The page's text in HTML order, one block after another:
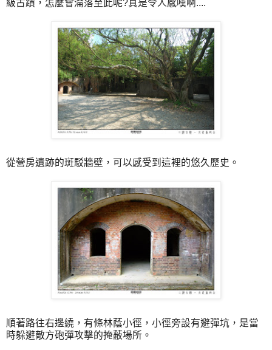
級古蹟，怎麼會淪落至此呢?真是令人感嘆啊....
從營房遺跡的斑駁牆壁，可以感受到這裡的悠久歷史。
順著路往右邊繞，有條林蔭小徑，小徑旁設有避彈坑，是當
時躲避敵方砲彈攻擊的掩蔽場所。